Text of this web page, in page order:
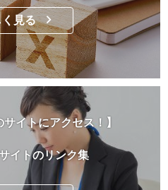
見る
サイトにアクセス！】
イトのリンク集